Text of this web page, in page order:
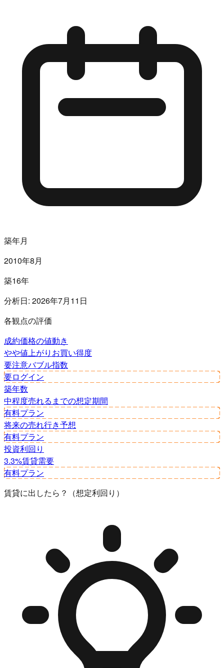
築年月
2010年8月
築16年
分析日: 2026年7月11日
各観点の評価
成約価格の値動き
やや値上がり お買い得度
要注意バブル指数
要ログイン
築年数
中程度売れるまでの想定期間
有料プラン
将来の売れ行き予想
有料プラン
投資利回り
3.3%賃貸需要
有料プラン
賃貸に出したら？（想定利回り）